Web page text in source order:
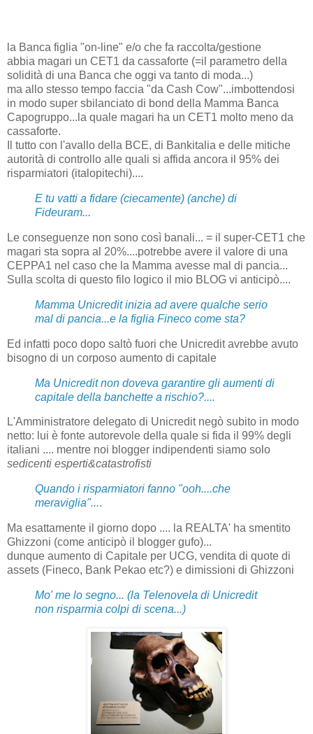
la Banca figlia "on-line" e/o che fa raccolta/gestione
abbia magari un CET1 da cassaforte (=il parametro della
solidità di una Banca che oggi va tanto di moda...)
ma allo stesso tempo faccia "da Cash Cow"...imbottendosi
in modo super sbilanciato di bond della Mamma Banca
Capogruppo...la quale magari ha un CET1 molto meno da
cassaforte.
Il tutto con l'avallo della BCE, di Bankitalia e delle mitiche
autorità di controllo alle quali si affida ancora il 95% dei
risparmiatori (italopitechi)....
E tu vatti a fidare (ciecamente) (anche) di
Fideuram...
Le conseguenze non sono così banali... = il super-CET1 che
magari sta sopra al 20%....potrebbe avere il valore di una
CEPPA1 nel caso che la Mamma avesse mal di pancia...
Sulla scolta di questo filo logico il mio BLOG vi anticipò....
Mamma Unicredit inizia ad avere qualche serio
mal di pancia...e la figlia Fineco come sta?
Ed infatti poco dopo saltò fuori che Unicredit avrebbe avuto
bisogno di un corposo aumento di capitale
Ma Unicredit non doveva garantire gli aumenti di
capitale della banchette a rischio?....
L'Amministratore delegato di Unicredit negò subito in modo
netto: lui è fonte autorevole della quale si fida il 99% degli
italiani .... mentre noi blogger indipendenti siamo solo
sedicenti esperti&catastrofisti
Quando i risparmiatori fanno "ooh....che
meraviglia"....
Ma esattamente il giorno dopo .... la REALTA' ha smentito
Ghizzoni (come anticipò il blogger gufo)...
dunque aumento di Capitale per UCG, vendita di quote di
assets (Fineco, Bank Pekao etc?) e dimissioni di Ghizzoni
Mo' me lo segno... (la Telenovela di Unicredit
non risparmia colpi di scena...)